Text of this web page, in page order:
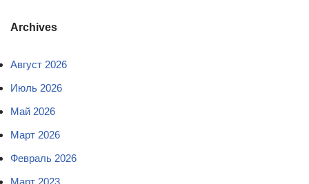
Archives
Август 2026
Июль 2026
Май 2026
Март 2026
Февраль 2026